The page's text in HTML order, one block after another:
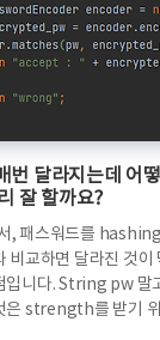
달라지는데 어떻
잘 할까요?
, 패스워드를 hashing
비교하면 달라진 것이
입니다. String pw 말
은 strength를 받기